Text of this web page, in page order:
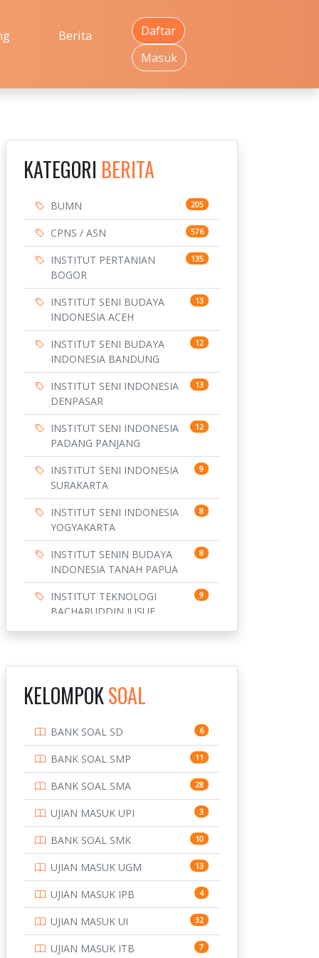
Berita
Daftar
Masuk
KATEGORI BERITA
BUMN 205
CPNS / ASN 576
INSTITUT PERTANIAN
BOGOR
135
INSTITUT SENI BUDAYA
INDONESIA ACEH
13
INSTITUT SENI BUDAYA
INDONESIA BANDUNG
12
INSTITUT SENI INDONESIA
DENPASAR
13
INSTITUT SENI INDONESIA
PADANG PANJANG
12
INSTITUT SENI INDONESIA
SURAKARTA
9
INSTITUT SENI INDONESIA
YOGYAKARTA
8
INSTITUT SENIN BUDAYA
INDONESIA TANAH PAPUA
8
INSTITUT TEKNOLOGI
BACHARUDDIN JUSUF
9
BANDUNG
INSTITUT TEKNOLOGI
INSTITUT TEKNOLOGI
SEPULUH NOVEMBER
10
INSTITUT TEKNOLOGI
SUMATERA
9
IPDN / STPDN 148
PENDIDIKAN 943
PERBANKAN 3
POLRI 169
POLTEK SSN 7
4
KELOMPOKSOAL
BANK SOAL SD 6
BANK SOAL SMP 11
BANK SOAL SMA 28
UJIAN MASUK UPI 3
BANK SOAL SMK 10
UJIAN MASUK UGM 13
UJIAN MASUK IPB 4
UJIAN MASUK UI 32
UJIAN MASUK ITB 7